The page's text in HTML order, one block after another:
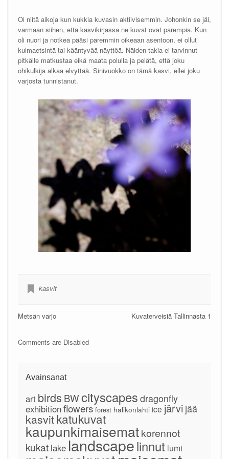
Oi niitä aikoja kun kukkia kuvasin aktiivisemmin. Johonkin se jäi,
varmaan siihen, että kasvikirjassa ne kuvat ovat parempia. Kun
oli nuori ja notkea pääsi paremmin oikeaan asentoon, ei ollut
kulmaetsintä tai kääntyvää näyttöä. Näiden takia ei tarvinnut
pitkälle matkustaa eikä maata polulla ja pelätä, että joku
ohikulkija alkaa elvyttää. Sinivuokko on tämä kasvi, ellei joku
varjosta tunnistanut.
kasvit
Kuvaterveisiä Tallinnasta 1
Metsän varjo
Comments are Disabled
Avainsanat
art birds BWcityscapes dragonfly
exhibitionflowers forest halikonlahti ice järvi jää
kasvitkatukuvat
kaupunkimaisematkorennot
kukat lake landscapelinnut lumi